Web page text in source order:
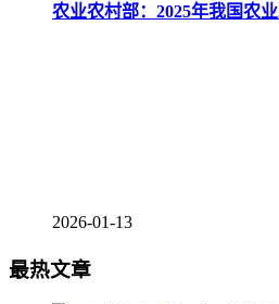
农业农村部：2025年我国农
2026-01-13
最热文章